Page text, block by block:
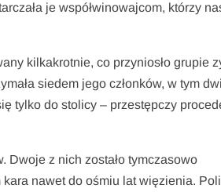
je współwinowajcom, którzy
kilkakrotnie, co przyniosło grupie
siedem jego członków, w tym
tylko do stolicy – przestępczy
Dwoje z nich zostało tymczasowo
nawet do ośmiu lat więzienia.